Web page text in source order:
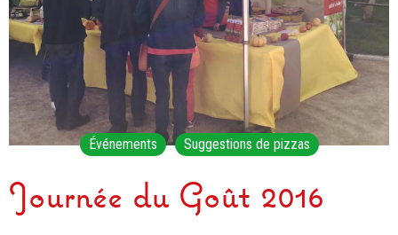
Événements Suggestions de pizzas
Journée du Goût 2016